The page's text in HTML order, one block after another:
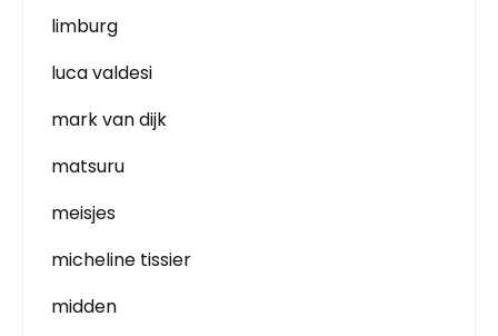
limburg
luca valdesi
mark van dijk
matsuru
meisjes
micheline tissier
midden